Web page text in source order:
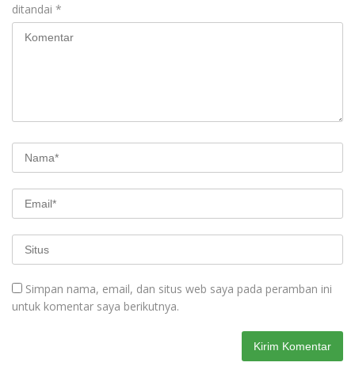
ditandai *
Simpan nama, email, dan situs web saya pada peramban ini
untuk komentar saya berikutnya.